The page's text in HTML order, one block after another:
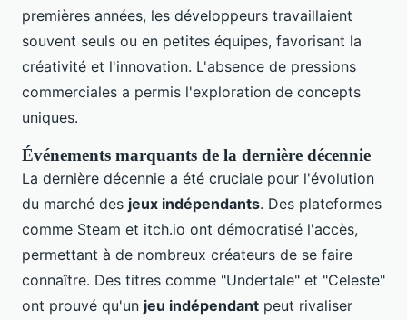
premières années, les développeurs travaillaient
souvent seuls ou en petites équipes, favorisant la
créativité et l'innovation. L'absence de pressions
commerciales a permis l'exploration de concepts
uniques.
Événements marquants de la dernière décennie
La dernière décennie a été cruciale pour l'évolution
du marché des jeux indépendants. Des plateformes
comme Steam et itch.io ont démocratisé l'accès,
permettant à de nombreux créateurs de se faire
connaître. Des titres comme "Undertale" et "Celeste"
ont prouvé qu'un jeu indépendant peut rivaliser